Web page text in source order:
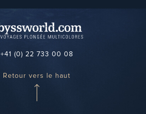
+41 (0) 22 733 00 08
Retour vers le haut